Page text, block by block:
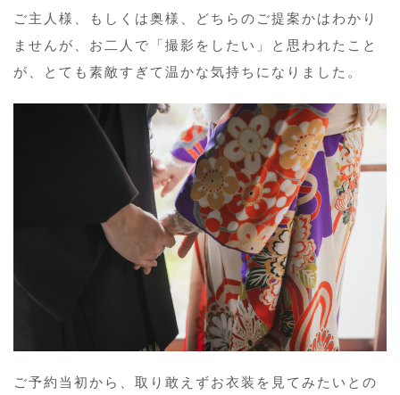
ご主人様、もしくは奥様、どちらのご提案かはわかり
ませんが、お二人で「撮影をしたい」と思われたこと
が、とても素敵すぎて温かな気持ちになりました。
ご予約当初から、取り敢えずお衣装を見てみたいとの